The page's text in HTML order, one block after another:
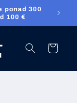
ponad 300
100 €
Koszyk